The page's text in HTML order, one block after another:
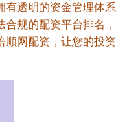
有透明的资金管理体
合规的配资平台排名
顺网配资，让您的投